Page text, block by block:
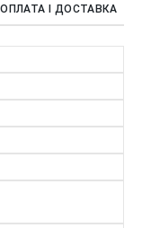
ОПЛАТА І ДОСТАВКА